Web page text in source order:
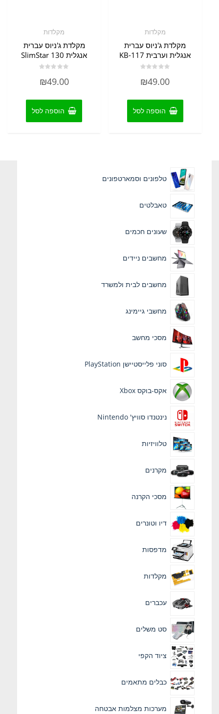
מקלדות
מקלדת ג'ניוס עברית
אנגלית וערבית KB-117
0
₪49.00
הוספה לסל
מקלדות
מקלדת ג'ניוס עברית
אנגלית SlimStar 130
0
₪49.00
הוספה לסל
טלפונים וסמארטפונים
טאבלטים
שעונים חכמים
מחשבים ניידים
מחשבים לבית ולמשרד
מחשבי גיימינג
מסכי מחשב
סוני פלייסטיישן PlayStation
אקס-בוקס Xbox
נינטנדו סוויץ' Nintendo
טלוויזיות
מקרנים
מסכי הקרנה
דיו וטונרים
מדפסות
מקלדות
עכברים
סט משלים
ציוד הקפי
כבלים מתאמים
מערכות מצלמות אבטחה